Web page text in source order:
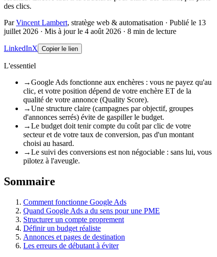
des clics.
Par Vincent Lambert, stratège web & automatisation · Publié le 13
juillet 2026 · Mis à jour le 4 août 2026 · 8 min de lecture
LinkedInX Copier le lien
L'essentiel
→Google Ads fonctionne aux enchères : vous ne payez qu'au
clic, et votre position dépend de votre enchère ET de la
qualité de votre annonce (Quality Score).
→Une structure claire (campagnes par objectif, groupes
d'annonces serrés) évite de gaspiller le budget.
→Le budget doit tenir compte du coût par clic de votre
secteur et de votre taux de conversion, pas d'un montant
choisi au hasard.
→Le suivi des conversions est non négociable : sans lui, vous
pilotez à l'aveugle.
Sommaire
Comment fonctionne Google Ads
Quand Google Ads a du sens pour une PME
Structurer un compte proprement
Définir un budget réaliste
Annonces et pages de destination
Les erreurs de débutant à éviter